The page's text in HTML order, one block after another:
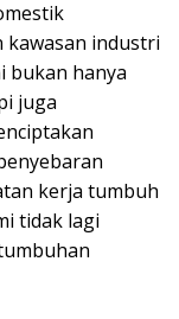
industri
bukan hanya
juga
kerja tumbuh
tidak lagi